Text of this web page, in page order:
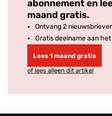
abonnement en
maand gratis.
Ontvang 2
Gratis deelname aan
Lees 1 maand gratis
of lees alleen dit artikel